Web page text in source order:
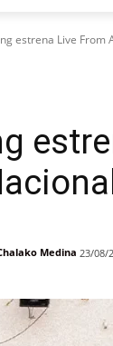
estrena Live From
Medina 23/08/